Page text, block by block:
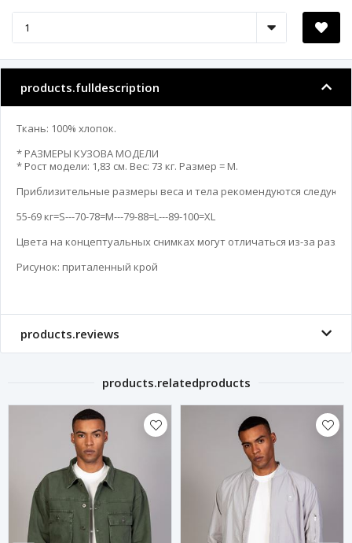
products.fulldescription
Ткань: 100% хлопок.
* РАЗМЕРЫ КУЗОВА МОДЕЛИ
* Рост модели: 1,83 см. Вес: 73 кг. Размер = M.
Приблизительные размеры веса и тела рекомендуются
55-69 кг=S---70-78=M---79-88=L---89-100=XL
Цвета на концептуальных снимках могут отличаться из-за
Рисунок: приталенный крой
products.reviews
products.relatedproducts